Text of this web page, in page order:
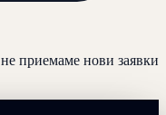
не приемаме нови заявки